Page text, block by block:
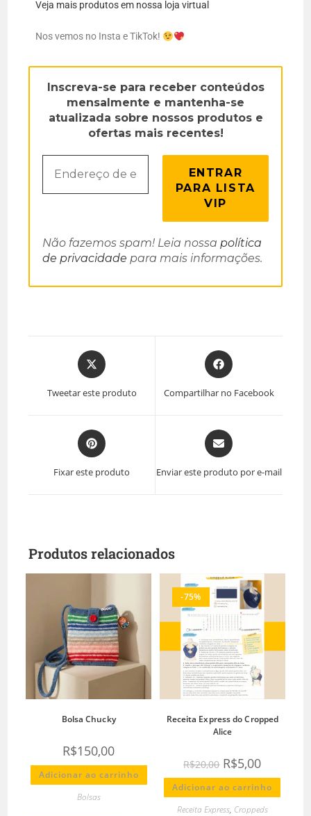
Veja mais produtos em nossa loja virtual
Nos vemos no Insta e TikTok!
Inscreva-se para receber conteúdos
mensalmente e mantenha-se
atualizada sobre nossos produtos e
ofertas mais recentes!
Não fazemos spam! Leia nossapolítica
de privacidade para mais informações.
Tweetar este produto Compartilhar no Facebook
Fixar este produto Enviar este produto por e-mail
Produtos relacionados
Bolsa Chucky
R$150,00
Adicionar ao carrinho
Bolsas
-75%
Receita Express do Cropped
Alice
R$20,00 R$5,00
Adicionar ao carrinho
Receita Express, Croppeds